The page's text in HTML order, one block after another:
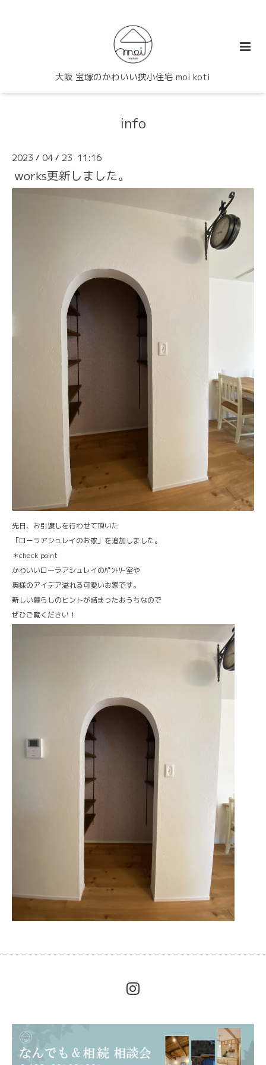
大阪 宝塚のかわいい狭小住宅 moi koti
info
2023 / 04 / 23 11:16
works更新しました。
先日、お引渡しを行わせて頂いた
「ローラアシュレイのお家」を追加しました。
＊check point
かわいいローラアシュレイのﾊﾟﾝﾄﾘｰ室や
奥様のアイデア溢れる可愛いお家です。
新しい暮らしのヒントが詰まったおうちなので
ぜひご覧ください！